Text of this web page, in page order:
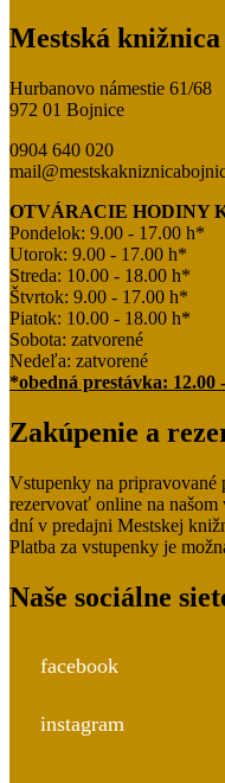
Mestská
Hurbanovo námestie 61/68
972 01 Bojnice
0904 640 020
OTVÁRACIE HODINY
Pondelok: 9.00 - 17.00 h*
Utorok: 9.00 - 17.00 h*
Streda: 10.00 - 18.00 h*
Štvrtok: 9.00 - 17.00 h*
Piatok: 10.00 - 18.00 h*
Sobota: zatvorené
Nedeľa: zatvorené
*obedná prestávka: 12.00
Zakúpenie a
Vstupenky na pripravované
rezervovať online na našom
dní v predajni Mestskej
Platba za vstupenky je
Naše sociálne
facebook
instagram